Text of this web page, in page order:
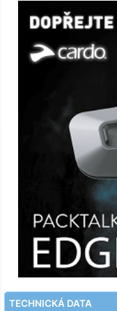
TECHNICKÁ DATA